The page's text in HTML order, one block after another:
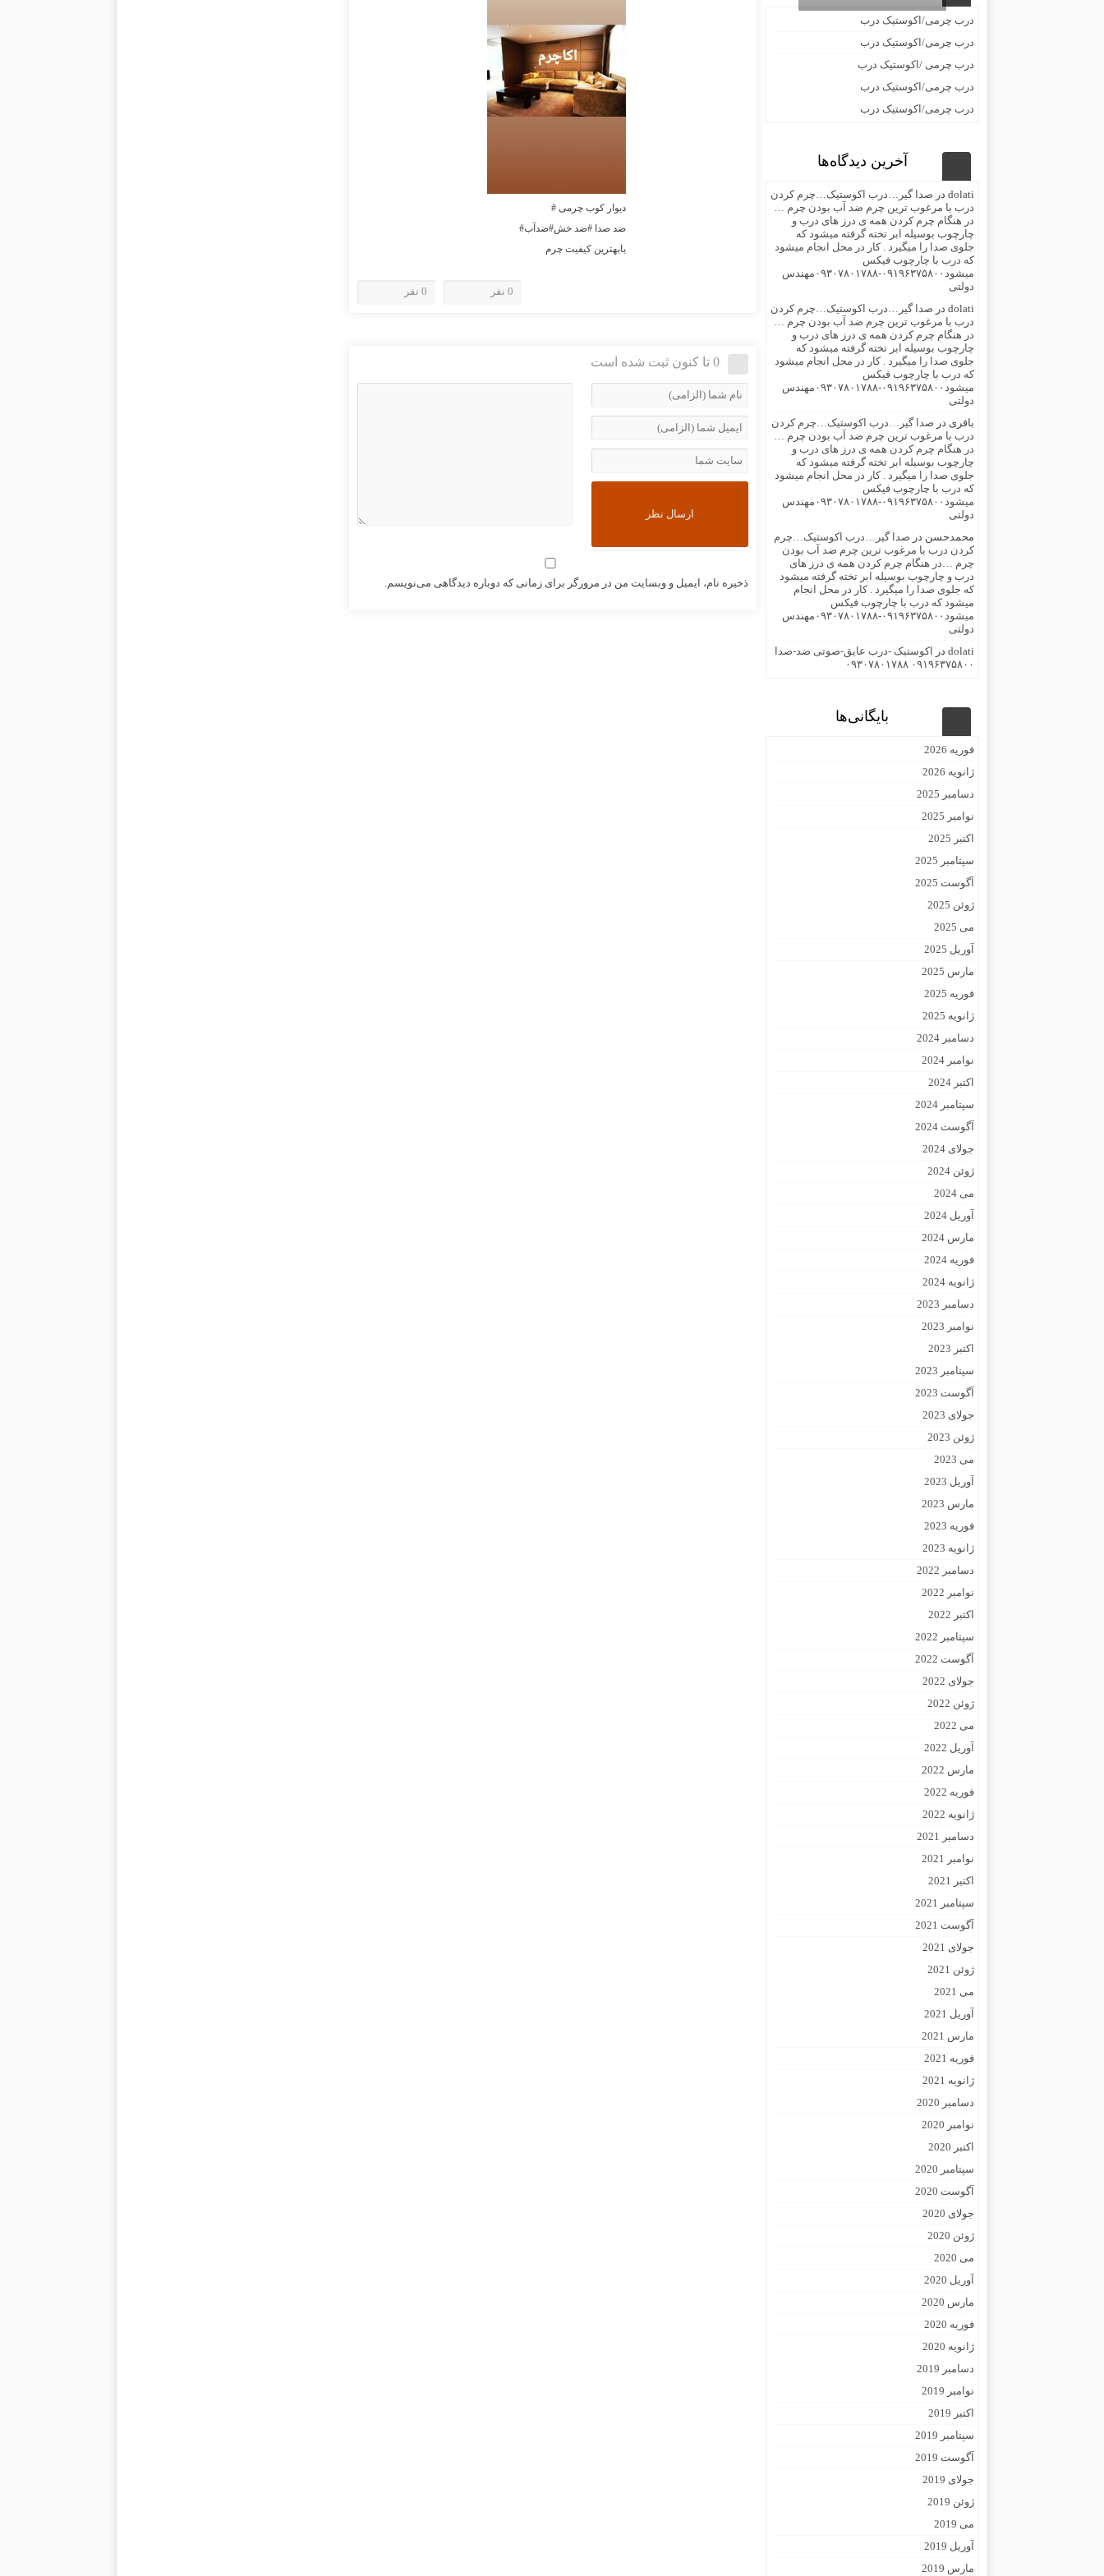
دیوار کوب چرمی #
ضد صدا #ضد خش#ضدآب#
بابهترین کیفیت چرم
0 نفر 0 نفر
0 تا کنون ثبت شده است
ذخیره نام، ایمیل و وبسایت من در مرورگر برای زمانی که دوباره دیدگاهی می‌نویسم.
درب چرمی/اکوستیک درب
درب چرمی/اکوستیک درب
درب چرمی /اکوستیک درب
درب چرمی/اکوستیک درب
درب چرمی/اکوستیک درب
آخرین دیدگاه‌ها
dolati در صدا گیر…درب اکوستیک…چرم کردن
درب با مرغوب ترین چرم ضد آب بودن چرم …
در هنگام چرم کردن همه ی درز های درب و
چارچوب بوسیله ابر تخته گرفته میشود که
جلوی صدا را میگیرد . کار در محل انجام میشود
که درب با چارچوب فیکس
میشود۰۹۱۹۶۳۷۵۸۰۰-۰۹۳۰۷۸۰۱۷۸۸مهندس
دولتی
dolati در صدا گیر…درب اکوستیک…چرم کردن
درب با مرغوب ترین چرم ضد آب بودن چرم …
در هنگام چرم کردن همه ی درز های درب و
چارچوب بوسیله ابر تخته گرفته میشود که
جلوی صدا را میگیرد . کار در محل انجام میشود
که درب با چارچوب فیکس
میشود۰۹۱۹۶۳۷۵۸۰۰-۰۹۳۰۷۸۰۱۷۸۸مهندس
دولتی
باقری در صدا گیر…درب اکوستیک…چرم کردن
درب با مرغوب ترین چرم ضد آب بودن چرم …
در هنگام چرم کردن همه ی درز های درب و
چارچوب بوسیله ابر تخته گرفته میشود که
جلوی صدا را میگیرد . کار در محل انجام میشود
که درب با چارچوب فیکس
میشود۰۹۱۹۶۳۷۵۸۰۰-۰۹۳۰۷۸۰۱۷۸۸مهندس
دولتی
محمدحسن در صدا گیر…درب اکوستیک…چرم
کردن درب با مرغوب ترین چرم ضد آب بودن
چرم …در هنگام چرم کردن همه ی درز های
درب و چارچوب بوسیله ابر تخته گرفته میشود
که جلوی صدا را میگیرد . کار در محل انجام
میشود که درب با چارچوب فیکس
میشود۰۹۱۹۶۳۷۵۸۰۰-۰۹۳۰۷۸۰۱۷۸۸مهندس
دولتی
dolati در
اکوستیک -درب عایق-صوتی ضد-صدا
۰۹۱۹۶۳۷۵۸۰۰ ۰۹۳۰۷۸۰۱۷۸۸
بایگانی‌ها
فوریه 2026
ژانویه 2026
دسامبر 2025
نوامبر 2025
اکتبر 2025
سپتامبر 2025
آگوست 2025
ژوئن 2025
می 2025
آوریل 2025
مارس 2025
فوریه 2025
ژانویه 2025
دسامبر 2024
نوامبر 2024
اکتبر 2024
سپتامبر 2024
آگوست 2024
جولای 2024
ژوئن 2024
می 2024
آوریل 2024
مارس 2024
فوریه 2024
ژانویه 2024
دسامبر 2023
نوامبر 2023
اکتبر 2023
سپتامبر 2023
آگوست 2023
جولای 2023
ژوئن 2023
می 2023
آوریل 2023
مارس 2023
فوریه 2023
ژانویه 2023
دسامبر 2022
نوامبر 2022
اکتبر 2022
سپتامبر 2022
آگوست 2022
جولای 2022
ژوئن 2022
می 2022
آوریل 2022
مارس 2022
فوریه 2022
ژانویه 2022
دسامبر 2021
نوامبر 2021
اکتبر 2021
سپتامبر 2021
آگوست 2021
جولای 2021
ژوئن 2021
می 2021
آوریل 2021
مارس 2021
فوریه 2021
ژانویه 2021
دسامبر 2020
نوامبر 2020
اکتبر 2020
سپتامبر 2020
آگوست 2020
جولای 2020
ژوئن 2020
می 2020
آوریل 2020
مارس 2020
فوریه 2020
ژانویه 2020
دسامبر 2019
نوامبر 2019
اکتبر 2019
سپتامبر 2019
آگوست 2019
جولای 2019
ژوئن 2019
می 2019
آوریل 2019
مارس 2019